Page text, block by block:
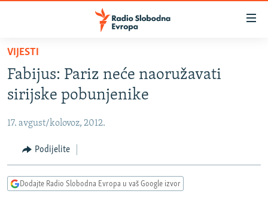
Pređite
glavni
sadržaj
Pređite
na
navigaciju
Pređite
na
VIJESTI
BOSNA I HERCEGOVINA
SRBIJA
KOSOVO
CRNA GORA
VIDEO
PODCASTI
VIJESTI
Fabijus: Pariz neće naoružavati
sirijske pobunjenike
17. avgust/kolovoz, 2012.
Podijelite
Dodajte Radio Slobodna Evropa u vaš Google izvor